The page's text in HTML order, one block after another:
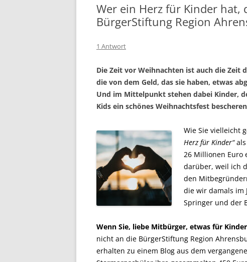
Wer ein Herz für Kinder
BürgerStiftung Region
1 Antwort
Die Zeit vor Weihnachten ist auch die Zeit
die von dem Geld, das sie haben, etwas
Und im Mittelpunkt stehen dabei Kinder,
Kids ein schönes Weihnachtsfest
Wie Sie vielleicht
Herz für Kinder“als
26 Millionen Euro
darüber, weil ich
den
die wir damals im
Springer und der
Wenn Sie, liebe Mitbürger, etwas für Kinder
nicht an die BürgerStiftung Region
erhalten zu einem Blog aus dem